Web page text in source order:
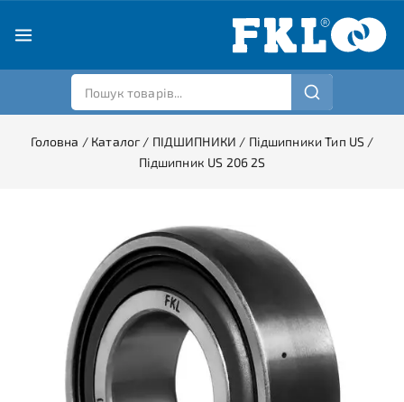
Головна / Каталог / ПІДШИПНИКИ / Підшипники Тип US /
Підшипник US 206 2S